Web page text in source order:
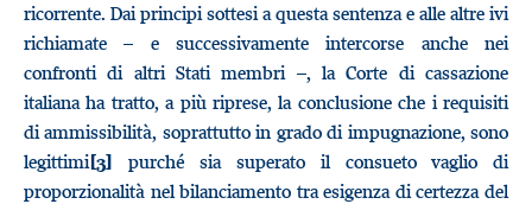
ricorrente. Dai principi sottesi a questa sentenza e alle altre ivi
richiamate – e successivamente intercorse anche nei
confronti di altri Stati membri –, la Corte di cassazione
italiana ha tratto, a più riprese, la conclusione che i requisiti
di ammissibilità, soprattutto in grado di impugnazione, sono
legittimi[3] purché sia superato il consueto vaglio di
proporzionalità nel bilanciamento tra esigenza di certezza del